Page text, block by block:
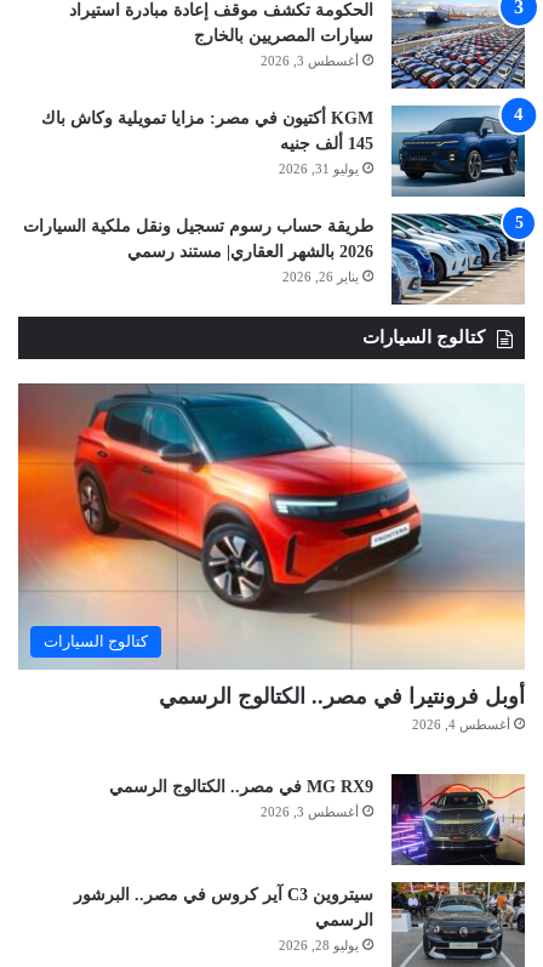
الحكومة تكشف موقف إعادة مبادرة استيراد
سيارات المصريين بالخارج
أغسطس 3, 2026
KGM أكتيون في مصر: مزايا تمويلية وكاش باك
145 ألف جنيه
يوليو 31, 2026
طريقة حساب رسوم تسجيل ونقل ملكية السيارات
2026 بالشهر العقاري| مستند رسمي
يناير 26, 2026
كتالوج السيارات
كتالوج السيارات
أوبل فرونتيرا في مصر.. الكتالوج الرسمي
أغسطس 4, 2026
MG RX9 في مصر.. الكتالوج الرسمي
أغسطس 3, 2026
سيتروين C3 آير كروس في مصر.. البرشور
الرسمي
يوليو 28, 2026